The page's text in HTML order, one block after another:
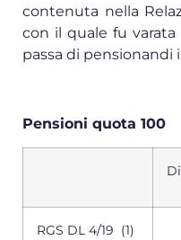
contenuta nella
con il quale fu
passa di pensionandi
Pensioni quota 100
RGS DL 4/19 (1)